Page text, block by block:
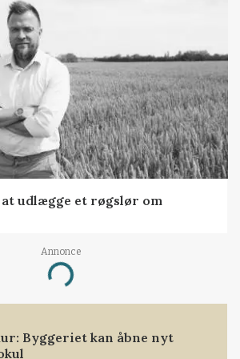
udlægge et røgslør om
Annonce
Loading...
Byggeriet kan åbne nyt